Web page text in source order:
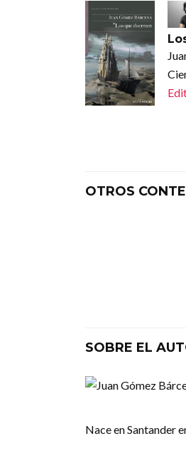
OTROS
SOBRE EL
Nace en Santander